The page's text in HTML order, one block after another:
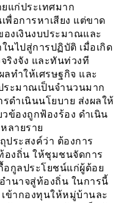
แก่ประเทศมาก
พื่อการหาเสียง แต่ขาด
งเงินงบประมาณและ
นไปสู่การปฏิบัติ เมื่อเกิด
ริงจัง และทันท่วงที
ทำให้เศรษฐกิจ และ
ระมาณเป็นจำนวนมาก
ดำเนินนโยบาย ส่งผลให้
ข้องถูกฟ้องร้อง ดำเนิน
ลายราย
ระสงค์ว่า ต้องการ
องถิ่น ให้ชุมชนจัดการ
อกูลประโยชน์แก่ผู้ด้อย
ำนาจสู่ท้องถิ่น ในการนี้
ข้ากองทุนให้หมู่บ้านละ